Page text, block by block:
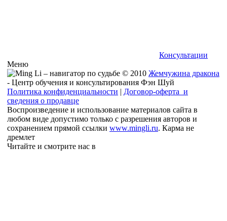
Консультации
Меню
© 2010 Жемчужина дракона
- Центр обучения и консультирования Фэн Шуй
Политика конфиденциальности | Договор-оферта и
сведения о продавце
Воспроизведение и использование материалов сайта в
любом виде допустимо только с разрешения авторов и
сохранением прямой ссылки www.mingli.ru. Карма не
дремлет
Читайте и смотрите нас в